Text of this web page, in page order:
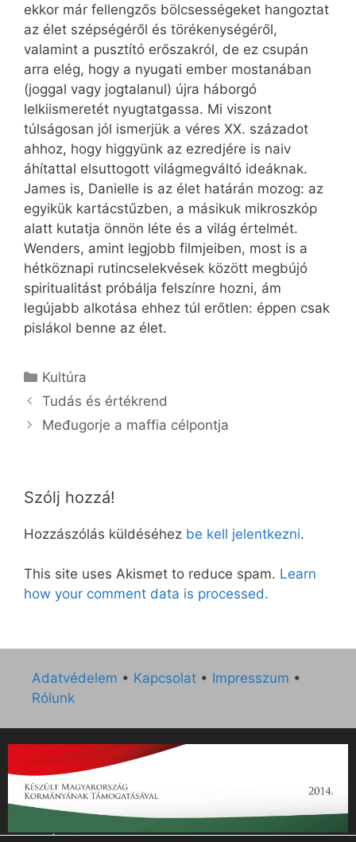
ekkor már fellengzős bölcsességeket hangoztat
az élet szépségéről és törékenységéről,
valamint a pusztító erőszakról, de ez csupán
arra elég, hogy a nyugati ember mostanában
(joggal vagy jogtalanul) újra háborgó
lelkiismeretét nyugtatgassa. Mi viszont
túlságosan jól ismerjük a véres XX. századot
ahhoz, hogy higgyünk az ezredjére is naiv
áhítattal elsuttogott világmegváltó ideáknak.
James is, Danielle is az élet határán mozog: az
egyikük kartácstűzben, a másikuk mikroszkóp
alatt kutatja önnön léte és a világ értelmét.
Wenders, amint legjobb filmjeiben, most is a
hétköznapi rutincselekvések között megbújó
spiritualitást próbálja felszínre hozni, ám
legújabb alkotása ehhez túl erőtlen: éppen csak
pislákol benne az élet.
Kategória
Kultúra
Tudás és értékrend
Međugorje a maffia célpontja
Szólj hozzá!
Hozzászólás küldéséhez be kell jelentkezni.
This site uses Akismet to reduce spam. Learn
how your comment data is processed.
Adatvédelem • Kapcsolat • Impresszum •
Rólunk